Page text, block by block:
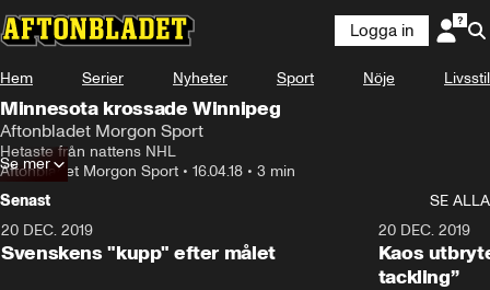
Logga in
Hem Serier Nyheter Sport Nöje Livsstil
Minnesota krossade Winnipeg
Aftonbladet Morgon Sport
Hetaste från nattens NHL
Aftonbladet Morgon Sport • 16.04.18 • 3 min
Se mer
Senast
SE ALLA
20 DEC. 2019
Svenskens "kupp" efter målet
20 DEC. 2019
Kaos
tackling”